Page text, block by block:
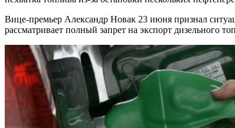
Вице-премьер Александр Новак 23 июня признал
рассматривает полный запрет на экспорт дизельного